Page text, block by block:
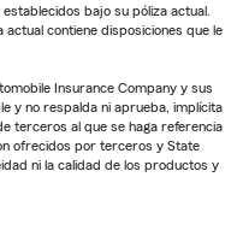
bajo su póliza actual.
contiene disposiciones que le
Insurance Company y sus
y no respalda ni aprueba, implícita
terceros al que se haga referencia
ofrecidos por terceros y State
ni la calidad de los productos y